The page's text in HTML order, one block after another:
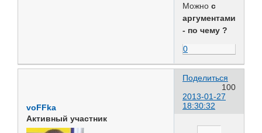
Можно с
аргументами
- по чему ?
0
Поделиться
100
2013-01-27
18:30:32
voFFka
Активный участник